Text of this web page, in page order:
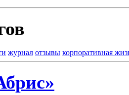
журнал отзывы корпоративная